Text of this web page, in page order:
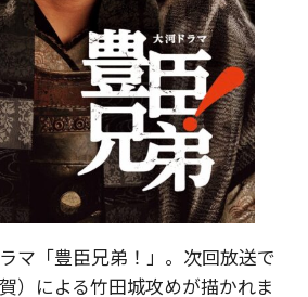
マ「豊臣兄弟！」。次回放送で
）による竹田城攻めが描かれま